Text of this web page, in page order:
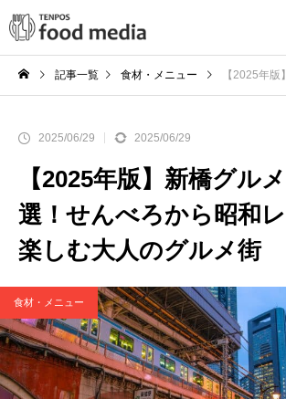
記事一覧 食材・メニュー 【2025年版】新橋グルメ厳選6
2025/06/29 2025/06/29
【2025年版】新橋グル
選！せんべろから昭和
楽しむ大人のグルメ街
食材・メニュー